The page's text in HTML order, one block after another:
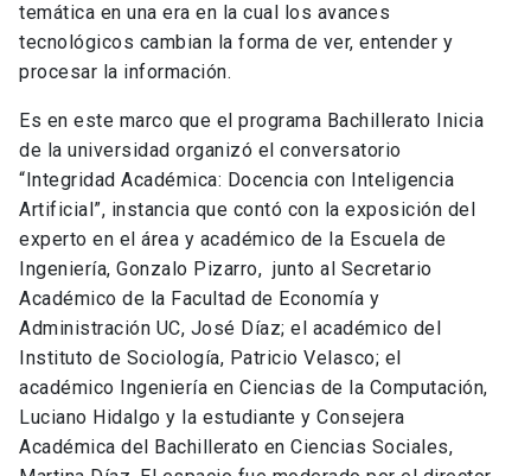
temática en una era en la cual los avances
tecnológicos cambian la forma de ver, entender y
procesar la información.
Es en este marco que el programa Bachillerato Inicia
de la universidad organizó el conversatorio
“Integridad Académica: Docencia con Inteligencia
Artificial”, instancia que contó con la exposición del
experto en el área y académico de la Escuela de
Ingeniería, Gonzalo Pizarro, junto al Secretario
Académico de la Facultad de Economía y
Administración UC, José Díaz; el académico del
Instituto de Sociología, Patricio Velasco; el
académico Ingeniería en Ciencias de la Computación,
Luciano Hidalgo y la estudiante y Consejera
Académica del Bachillerato en Ciencias Sociales,